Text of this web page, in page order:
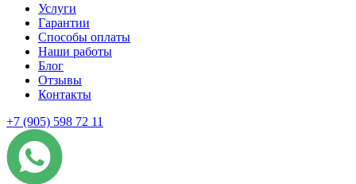
Услуги
Гарантии
Способы оплаты
Наши работы
Блог
Отзывы
Контакты
+7 (905) 598 72 11